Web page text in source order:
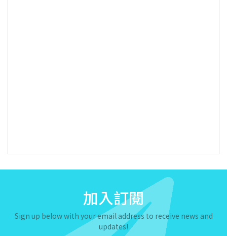
加入訂閱
Sign up below with your email address to receive news and
updates!